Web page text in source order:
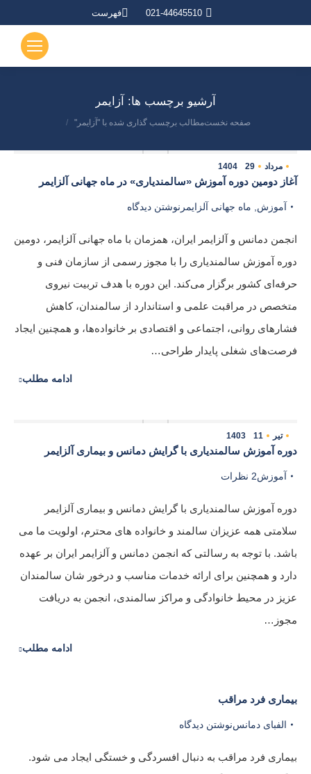
021-44645510 فهرست
آرشیو برچسب ها: آزایمر
مکان شما:
صفحه نخستمطالب برچسب گذاری شده با "آزایمر"
مرداد 29
1404
آغاز دومین دوره آموزش «سالمندیاری» در ماه جهانی آلزایمر
آموزش ماه جهانی آلزایمر نوشتن دیدگاه
انجمن دمانس و آلزایمر ایران، همزمان با ماه جهانی آلزایمر، دومین
دوره آموزش سالمندیاری را با مجوز رسمی از سازمان فنی و
حرفه‌ای کشور برگزار می‌کند. این دوره با هدف تربیت نیروی
متخصص در مراقبت علمی و استاندارد از سالمندان، کاهش
فشارهای روانی، اجتماعی و اقتصادی بر خانواده‌ها، و همچنین ایجاد
فرصت‌های شغلی پایدار طراحی…
ادامه مطلب
تیر 11
1403
دوره آموزش سالمندیاری با گرایش دمانس و بیماری آلزایمر
آموزش2 نظرات
دوره آموزش سالمندیاری با گرایش دمانس و بیماری آلزایمر
سلامتی همه عزیزان سالمند و خانواده های محترم، اولویت ما می
باشد. با توجه به رسالتی که انجمن دمانس و آلزایمر ایران بر عهده
دارد و همچنین برای ارائه خدمات مناسب و درخور شان سالمندان
عزیز در محیط خانوادگی و مراکز سالمندی، انجمن به دریافت
مجوز…
ادامه مطلب
بیماری فرد مراقب
الفبای دمانسنوشتن دیدگاه
بیماری فرد مراقب به دنبال افسردگی و خستگی ایجاد می شود.